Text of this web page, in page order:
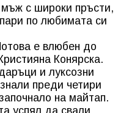
с широки пръсти,
по любимата си
е влюбен до
Конярска.
и луксозни
преди четири
на майтап.
успял да свали